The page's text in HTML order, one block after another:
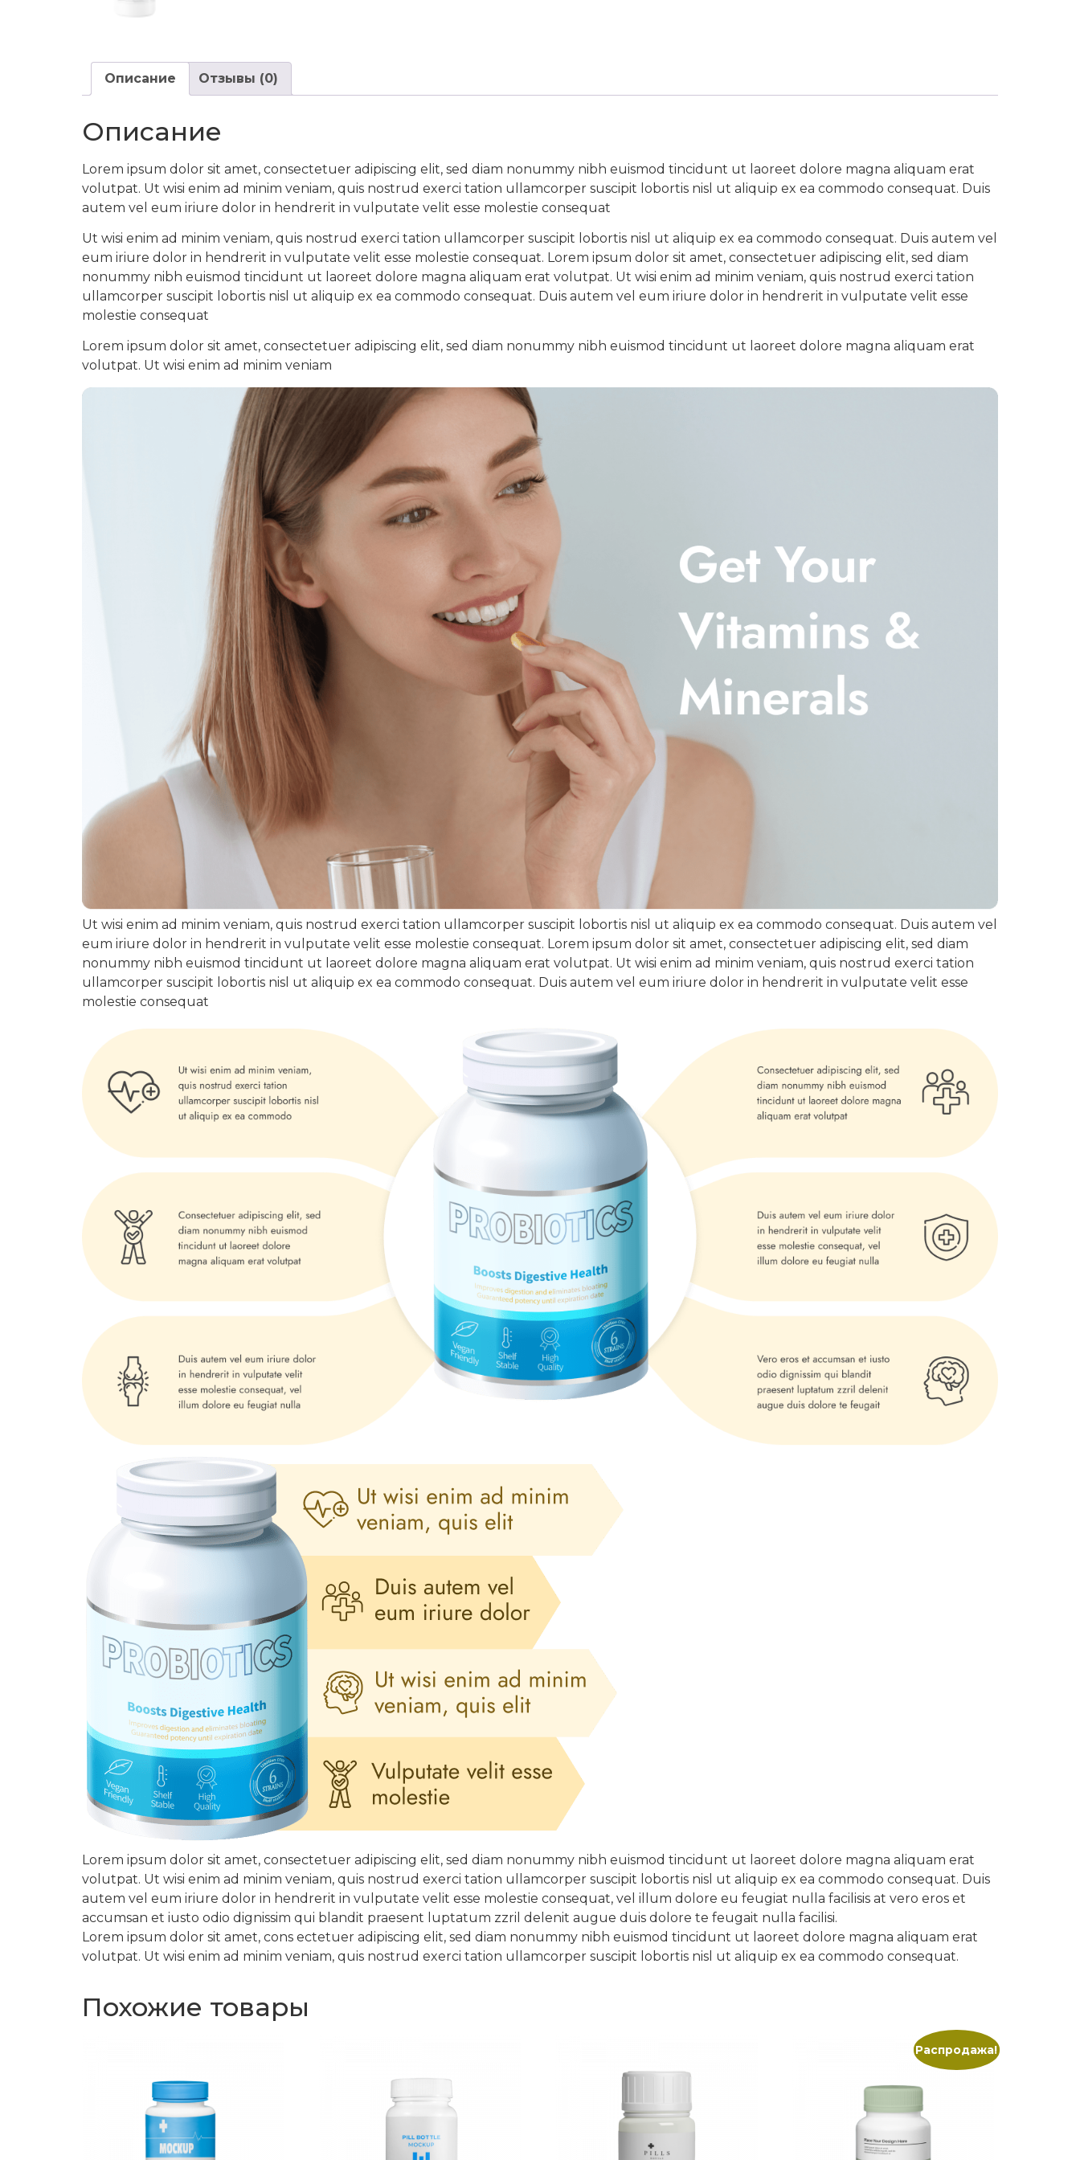
Описание Отзывы (0)
Описание
Lorem ipsum dolor sit amet, consectetuer adipiscing elit, sed diam nonummy nibh euismod tincidunt ut laoreet dolore magna aliquam erat
volutpat. Ut wisi enim ad minim veniam, quis nostrud exerci tation ullamcorper suscipit lobortis nisl ut aliquip ex ea commodo consequat. Duis
autem vel eum iriure dolor in hendrerit in vulputate velit esse molestie consequat
Ut wisi enim ad minim veniam, quis nostrud exerci tation ullamcorper suscipit lobortis nisl ut aliquip ex ea commodo consequat. Duis autem vel
eum iriure dolor in hendrerit in vulputate velit esse molestie consequat. Lorem ipsum dolor sit amet, consectetuer adipiscing elit, sed diam
nonummy nibh euismod tincidunt ut laoreet dolore magna aliquam erat volutpat. Ut wisi enim ad minim veniam, quis nostrud exerci tation
ullamcorper suscipit lobortis nisl ut aliquip ex ea commodo consequat. Duis autem vel eum iriure dolor in hendrerit in vulputate velit esse
molestie consequat
Lorem ipsum dolor sit amet, consectetuer adipiscing elit, sed diam nonummy nibh euismod tincidunt ut laoreet dolore magna aliquam erat
volutpat. Ut wisi enim ad minim veniam
Ut wisi enim ad minim veniam, quis nostrud exerci tation ullamcorper suscipit lobortis nisl ut aliquip ex ea commodo consequat. Duis autem vel
eum iriure dolor in hendrerit in vulputate velit esse molestie consequat. Lorem ipsum dolor sit amet, consectetuer adipiscing elit, sed diam
nonummy nibh euismod tincidunt ut laoreet dolore magna aliquam erat volutpat. Ut wisi enim ad minim veniam, quis nostrud exerci tation
ullamcorper suscipit lobortis nisl ut aliquip ex ea commodo consequat. Duis autem vel eum iriure dolor in hendrerit in vulputate velit esse
molestie consequat
Lorem ipsum dolor sit amet, consectetuer adipiscing elit, sed diam nonummy nibh euismod tincidunt ut laoreet dolore magna aliquam erat
volutpat. Ut wisi enim ad minim veniam, quis nostrud exerci tation ullamcorper suscipit lobortis nisl ut aliquip ex ea commodo consequat. Duis
autem vel eum iriure dolor in hendrerit in vulputate velit esse molestie consequat, vel illum dolore eu feugiat nulla facilisis at vero eros et
accumsan et iusto odio dignissim qui blandit praesent luptatum zzril delenit augue duis dolore te feugait nulla facilisi.
Lorem ipsum dolor sit amet, cons ectetuer adipiscing elit, sed diam nonummy nibh euismod tincidunt ut laoreet dolore magna aliquam erat
volutpat. Ut wisi enim ad minim veniam, quis nostrud exerci tation ullamcorper suscipit lobortis nisl ut aliquip ex ea commodo consequat.
Похожие товары
Распродажа!